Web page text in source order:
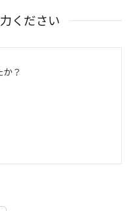
ください
？